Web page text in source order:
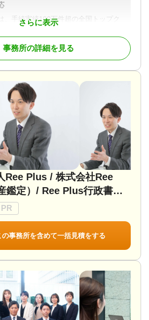
さらに表示
、手続実績100万件超の全国トップク
ります。
、行政書士、社会保険労務士が幅広
いるため、あらゆる手続きでも安心
っております。
進めなければなりません。市役所で
に各課をまわり、銀行や法務局、税
も行ったり来たり…慣れない相続手
走しなければなりません。
の間で意見が食い違うために話が進
途方に暮れてしまうことは相続手続
あります。
たち中央グループが相続手続きで幅
手伝いをいたします。
もご相談いただけますので、ご安心
！
けください！
京23区、千葉西部
家族信託 / 相続手続き / 銀行手続き /
人調査 / 生前贈与（不動産名義変更）
性スタッフ対応可 / 初回相談無料 / オ
事務所の詳細を見る
/ 株式会社Ree
鑑定）/ Ree Plus行政書士
PR
の事務所を含めて一括見積をする